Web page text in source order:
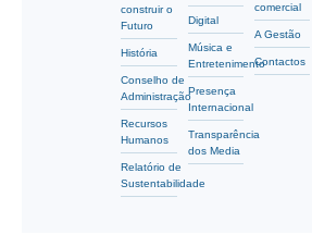
construir o
Futuro
História
Conselho de
Administração
Recursos
Humanos
Relatório de
Sustentabilidade
Digital
Música e
Entretenimento
Presença
Internacional
Transparência
dos Media
comercial
A Gestão
Contactos